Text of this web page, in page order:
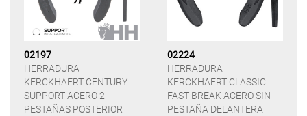
02197
HERRADURA
KERCKHAERT CENTURY
SUPPORT ACERO 2
PESTAÑAS POSTERIOR
02224
HERRADURA
KERCKHAERT CLASSIC
FAST BREAK ACERO SIN
PESTAÑA DELANTERA